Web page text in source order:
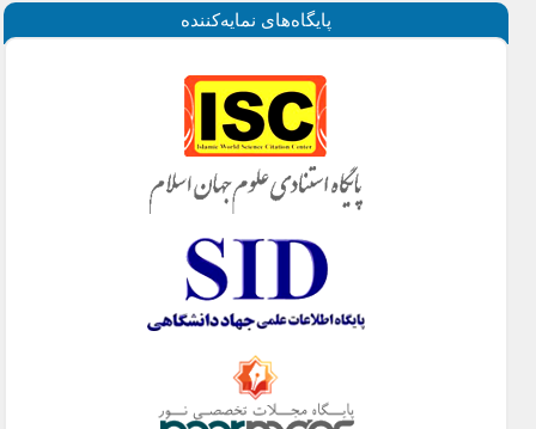
پايگاه‌های نمايه‌كننده